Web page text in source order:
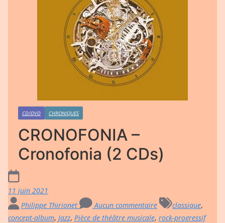
CD/DVD CHRONIQUES
CRONOFONIA –
Cronofonia (2 CDs)
11 juin 2021
Philippe Thirionet
Aucun commentaire classique,
concept-album, Jazz, Pièce de théâtre musicale, rock-progressif